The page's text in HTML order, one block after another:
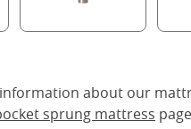
about our
sprung mattress